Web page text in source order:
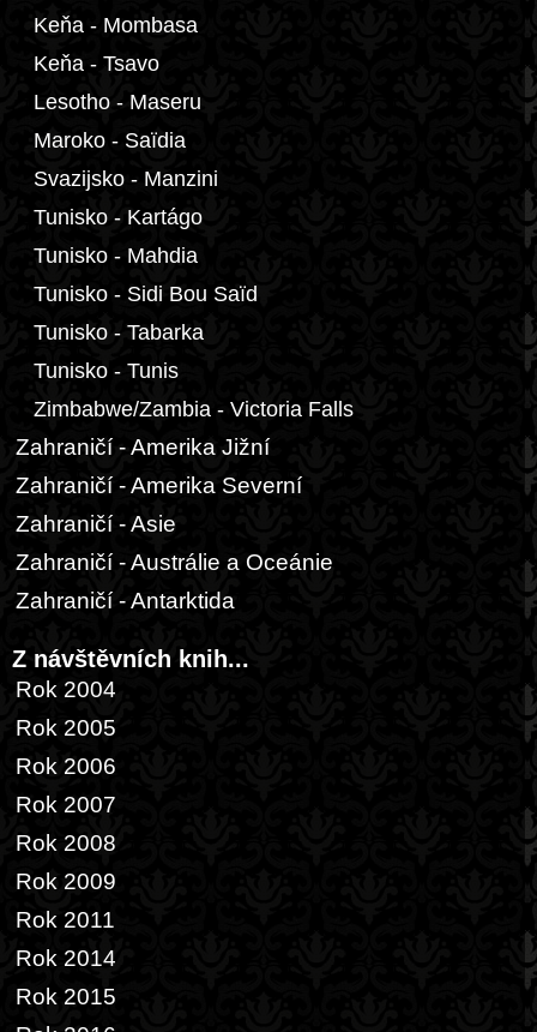
Keňa - Mombasa
Keňa - Tsavo
Lesotho - Maseru
Maroko - Saïdia
Svazijsko - Manzini
Tunisko - Kartágo
Tunisko - Mahdia
Tunisko - Sidi Bou Saïd
Tunisko - Tabarka
Tunisko - Tunis
Zimbabwe/Zambia - Victoria Falls
Zahraničí - Amerika Jižní
Zahraničí - Amerika Severní
Zahraničí - Asie
Zahraničí - Austrálie a Oceánie
Zahraničí - Antarktida
Z návštěvních knih...
Rok 2004
Rok 2005
Rok 2006
Rok 2007
Rok 2008
Rok 2009
Rok 2011
Rok 2014
Rok 2015